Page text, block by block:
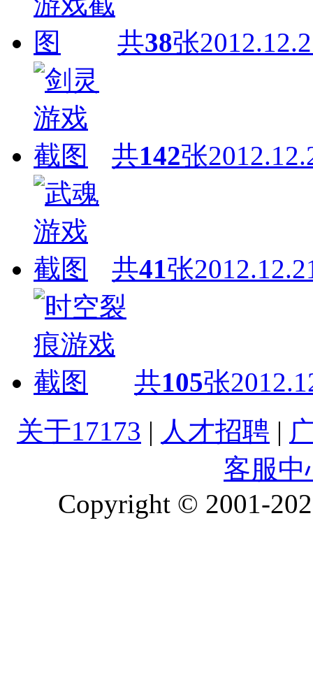
共38张
共142张
共41张
共105张
关于17173 | 人才招聘 |
客服中
Copyright © 2001-